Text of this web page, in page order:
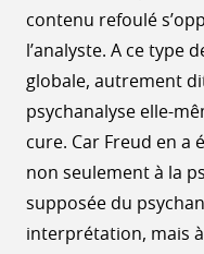
contenu refoulé
l’analyste. A ce type
globale, autrement
psychanalyse elle-
cure. Car Freud en a
non seulement à la
supposée du
interprétation, mais